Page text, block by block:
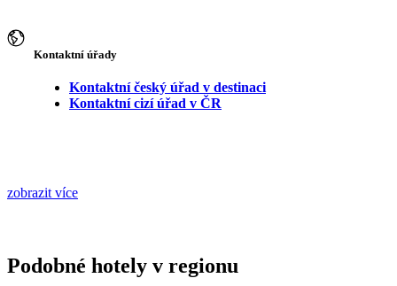
Kontaktní úřady
Kontaktní český úřad v destinaci
Kontaktní cizí úřad v ČR
zobrazit více
Podobné hotely v regionu